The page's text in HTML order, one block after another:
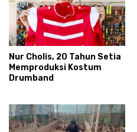
Nur Cholis, 20 Tahun Setia
Memproduksi Kostum
Drumband